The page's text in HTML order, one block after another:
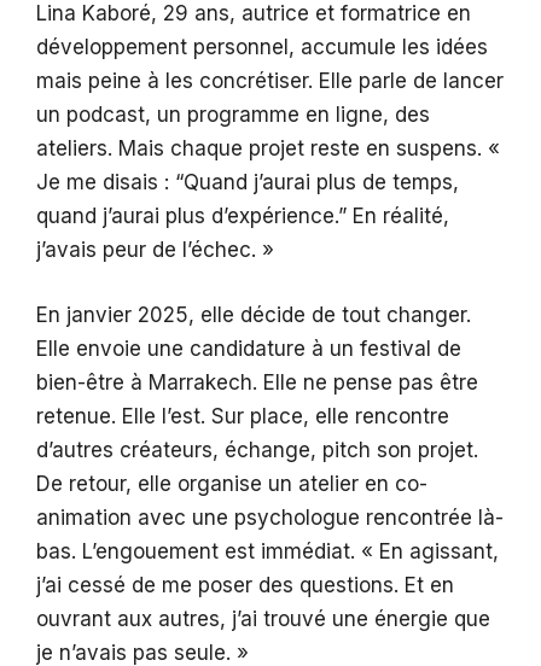
Lina Kaboré, 29 ans, autrice et formatrice en
développement personnel, accumule les idées
mais peine à les concrétiser. Elle parle de lancer
un podcast, un programme en ligne, des
ateliers. Mais chaque projet reste en suspens. «
Je me disais : “Quand j’aurai plus de temps,
quand j’aurai plus d’expérience.” En réalité,
j’avais peur de l’échec. »
En janvier 2025, elle décide de tout changer.
Elle envoie une candidature à un festival de
bien-être à Marrakech. Elle ne pense pas être
retenue. Elle l’est. Sur place, elle rencontre
d’autres créateurs, échange, pitch son projet.
De retour, elle organise un atelier en co-
animation avec une psychologue rencontrée là-
bas. L’engouement est immédiat. « En agissant,
j’ai cessé de me poser des questions. Et en
ouvrant aux autres, j’ai trouvé une énergie que
je n’avais pas seule. »